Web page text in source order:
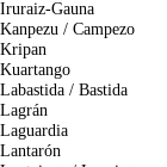
Iruraiz-Gauna
Kanpezu / Campezo
Kripan
Kuartango
Labastida / Bastida
Lagrán
Laguardia
Lantarón